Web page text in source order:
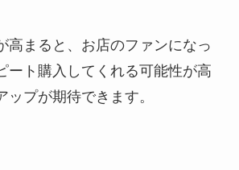
高まると、お店のファンになっ
ート購入してくれる可能性が高
ップが期待できます。